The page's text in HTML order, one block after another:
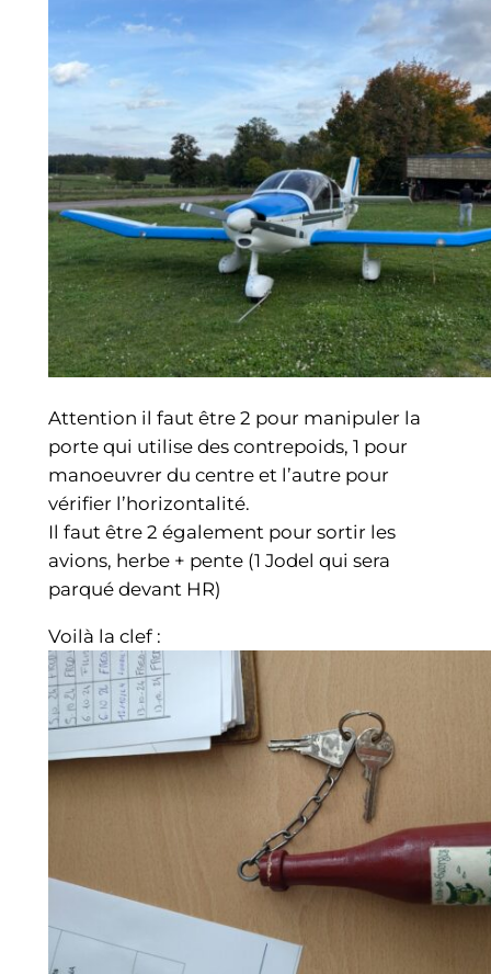
Attention il faut être 2 pour manipuler la
porte qui utilise des contrepoids, 1 pour
manoeuvrer du centre et l’autre pour
vérifier l’horizontalité.
Il faut être 2 également pour sortir les
avions, herbe + pente (1 Jodel qui sera
parqué devant HR)
Voilà la clef :